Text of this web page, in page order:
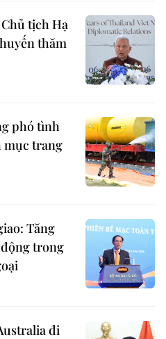
tịch Hạ
thăm
phó tình
mục trang
Tăng
trong
đi